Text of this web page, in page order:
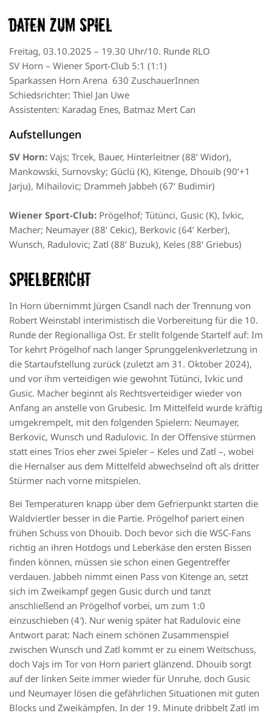
Daten zum Spiel
Freitag, 03.10.2025 – 19.30 Uhr/10. Runde RLO
SV Horn – Wiener Sport-Club 5:1 (1:1)
Sparkassen Horn Arena 630 ZuschauerInnen
Schiedsrichter: Thiel Jan Uwe
Assistenten: Karadag Enes, Batmaz Mert Can
Aufstellungen
SV Horn: Vajs; Trcek, Bauer, Hinterleitner (88‘ Widor),
Mankowski, Surnovsky; Güclü (K), Kitenge, Dhouib (90‘+1
Jarju), Mihailovic; Drammeh Jabbeh (67‘ Budimir)
Wiener Sport-Club: Prögelhof; Tütünci, Gusic (K), Ivkic,
Macher; Neumayer (88‘ Cekic), Berkovic (64’ Kerber),
Wunsch, Radulovic; Zatl (88‘ Buzuk), Keles (88‘ Griebus)
Spielbericht
In Horn übernimmt Jürgen Csandl nach der Trennung von
Robert Weinstabl interimistisch die Vorbereitung für die 10.
Runde der Regionalliga Ost. Er stellt folgende Startelf auf: Im
Tor kehrt Prögelhof nach langer Sprunggelenkverletzung in
die Startaufstellung zurück (zuletzt am 31. Oktober 2024),
und vor ihm verteidigen wie gewohnt Tütünci, Ivkic und
Gusic. Macher beginnt als Rechtsverteidiger wieder von
Anfang an anstelle von Grubesic. Im Mittelfeld wurde kräftig
umgekrempelt, mit den folgenden Spielern: Neumayer,
Berkovic, Wunsch und Radulovic. In der Offensive stürmen
statt eines Trios eher zwei Spieler – Keles und Zatl –, wobei
die Hernalser aus dem Mittelfeld abwechselnd oft als dritter
Stürmer nach vorne mitspielen.
Bei Temperaturen knapp über dem Gefrierpunkt starten die
Waldviertler besser in die Partie. Prögelhof pariert einen
frühen Schuss von Dhouib. Doch bevor sich die WSC-Fans
richtig an ihren Hotdogs und Leberkäse den ersten Bissen
finden können, müssen sie schon einen Gegentreffer
verdauen. Jabbeh nimmt einen Pass von Kitenge an, setzt
sich im Zweikampf gegen Gusic durch und tanzt
anschließend an Prögelhof vorbei, um zum 1:0
einzuschieben (4′). Nur wenig später hat Radulovic eine
Antwort parat: Nach einem schönen Zusammenspiel
zwischen Wunsch und Zatl kommt er zu einem Weitschuss,
doch Vajs im Tor von Horn pariert glänzend. Dhouib sorgt
auf der linken Seite immer wieder für Unruhe, doch Gusic
und Neumayer lösen die gefährlichen Situationen mit guten
Blocks und Zweikämpfen. In der 19. Minute dribbelt Zatl im